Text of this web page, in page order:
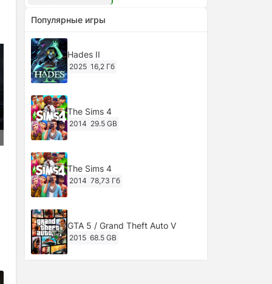
Популярные игры
Hades II
2025 16,2 Гб
The Sims 4
2014 29.5 GB
The Sims 4
2014 78,73 Гб
GTA 5 / Grand Theft Auto V
2015 68.5 GB